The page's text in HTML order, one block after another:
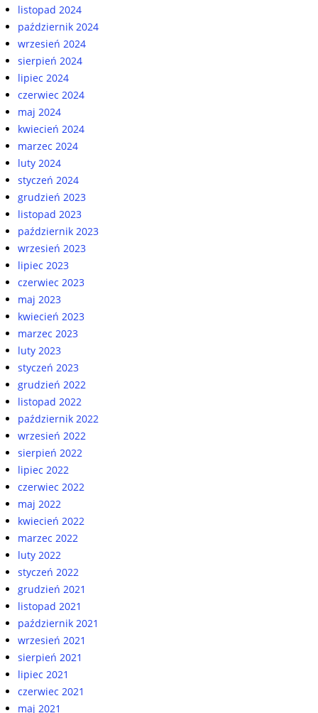
listopad 2024
październik 2024
wrzesień 2024
sierpień 2024
lipiec 2024
czerwiec 2024
maj 2024
kwiecień 2024
marzec 2024
luty 2024
styczeń 2024
grudzień 2023
listopad 2023
październik 2023
wrzesień 2023
lipiec 2023
czerwiec 2023
maj 2023
kwiecień 2023
marzec 2023
luty 2023
styczeń 2023
grudzień 2022
listopad 2022
październik 2022
wrzesień 2022
sierpień 2022
lipiec 2022
czerwiec 2022
maj 2022
kwiecień 2022
marzec 2022
luty 2022
styczeń 2022
grudzień 2021
listopad 2021
październik 2021
wrzesień 2021
sierpień 2021
lipiec 2021
czerwiec 2021
maj 2021